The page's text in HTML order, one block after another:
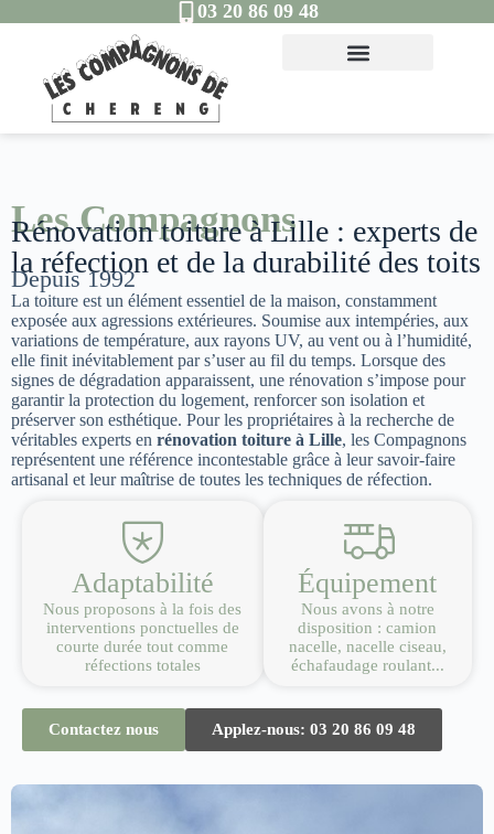
03 20 86 09 48
Les Compagnons
Rénovation toiture à Lille : experts de
la réfection et de la durabilité des toits
Depuis 1992
La toiture est un élément essentiel de la maison, constamment
exposée aux agressions extérieures. Soumise aux intempéries, aux
variations de température, aux rayons UV, au vent ou à l’humidité,
elle finit inévitablement par s’user au fil du temps. Lorsque des
signes de dégradation apparaissent, une rénovation s’impose pour
garantir la protection du logement, renforcer son isolation et
préserver son esthétique. Pour les propriétaires à la recherche de
véritables experts en rénovation toiture à Lille, les Compagnons
représentent une référence incontestable grâce à leur savoir-faire
artisanal et leur maîtrise de toutes les techniques de réfection.
Adaptabilité
Nous proposons à la fois des
interventions ponctuelles de
courte durée tout comme
réfections totales
Équipement
Nous avons à notre
disposition : camion
nacelle, nacelle ciseau,
échafaudage roulant...
Contactez nous Applez-nous: 03 20 86 09 48